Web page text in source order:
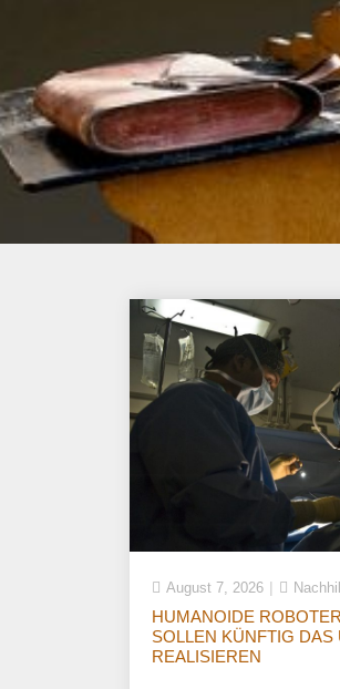
August 7, 2026
HUMANOIDE
SOLLEN KÜNFTIG DAS
REALISIEREN